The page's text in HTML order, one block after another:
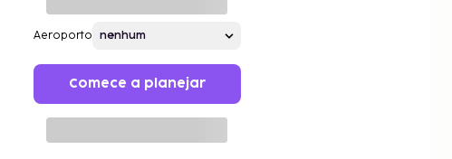
Aeroporto
Comece a planejar